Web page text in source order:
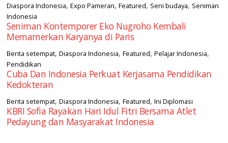
Diaspora Indonesia,Expo Pameran,Featured, Seni budaya, Seniman
Indonesia
Seniman Kontemporer Eko Nugroho Kembali
Memamerkan Karyanya di Paris
Berita setempat,Diaspora Indonesia,Featured,Pelajar Indonesia,
Pendidikan
Cuba Dan Indonesia Perkuat Kerjasama Pendidikan
Kedokteran
Berita setempat,Diaspora Indonesia,Featured,Ini Diplomasi
KBRI Sofia Rayakan Hari Idul Fitri Bersama Atlet
Pedayung dan Masyarakat Indonesia